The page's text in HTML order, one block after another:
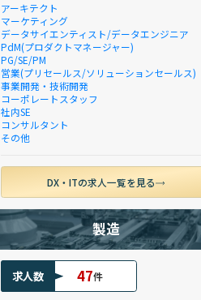
アーキテクト
マーケティング
データサイエンティスト/データエンジニア
PdM(プロダクトマネージャー)
PG/SE/PM
営業(プリセールス/ソリューションセールス)
事業開発・技術開発
コーポレートスタッフ
社内SE
コンサルタント
その他
DX・ITの求人一覧を見る
製造
求人数 47件